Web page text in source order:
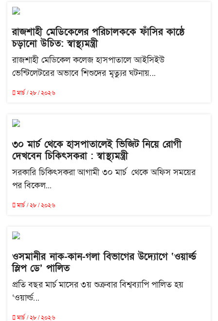
রাজশাহী মেডিকেলের পরিচালককে ফাঁসির কাষ্ঠে
চড়ানো উচিত: স্বাস্থ্যমন্ত্রী
রাজশাহী মেডিকেল কলেজ হাসপাতালে আইসিইউ
ভেন্টিলেটরের অভাবে শিশুদের মৃত্যুর ঘটনায়...
মার্চ / ২৮ / ২০২৬
৩০ মার্চ থেকে হাসপাতালেই ভিজিট নিয়ে রোগী
দেখবেন চিকিৎসকরা : স্বাস্থ্যমন্ত্রী
সরকারি চিকিৎসকরা আগামী ৩০ মার্চ থেকে অফিস সময়ের
পর বিকেল...
মার্চ / ২৮ / ২০২৬
ওসমানীর নাক-কান-গলা বিভাগের উদ্যোগে ‘ওয়ার্ল্ড
স্লিপ ডে’ পালিত
প্রতি বছর মার্চ মাসের ৩য় শুক্রবার বিশ্বব্যাপি পালিত হয়
‘ওয়ার্ল্ড...
মার্চ / ২৮ / ২০২৬